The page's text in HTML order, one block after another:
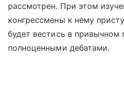
рассмотрен. При этом
конгрессмены к нему
будет вестись в привычном
полноценными дебатами.